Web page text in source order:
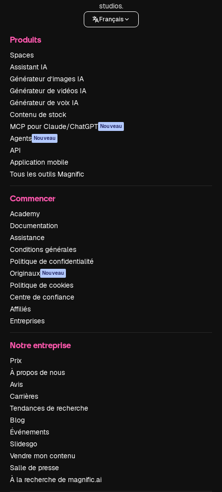
studios.
Français
Produits
Spaces
Assistant IA
Générateur d’images IA
Générateur de vidéos IA
Générateur de voix IA
Contenu de stock
MCP pour Claude/ChatGPT Nouveau
Agents Nouveau
API
Application mobile
Tous les outils Magnific
Commencer
Academy
Documentation
Assistance
Conditions générales
Politique de confidentialité
Originaux Nouveau
Politique de cookies
Centre de confiance
Affiliés
Entreprises
Notre entreprise
Prix
À propos de nous
Avis
Carrières
Tendances de recherche
Blog
Événements
Slidesgo
Vendre mon contenu
Salle de presse
À la recherche de magnific.ai